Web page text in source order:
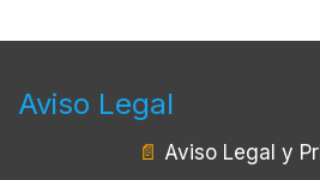
Aviso Legal
📄 Aviso Legal y